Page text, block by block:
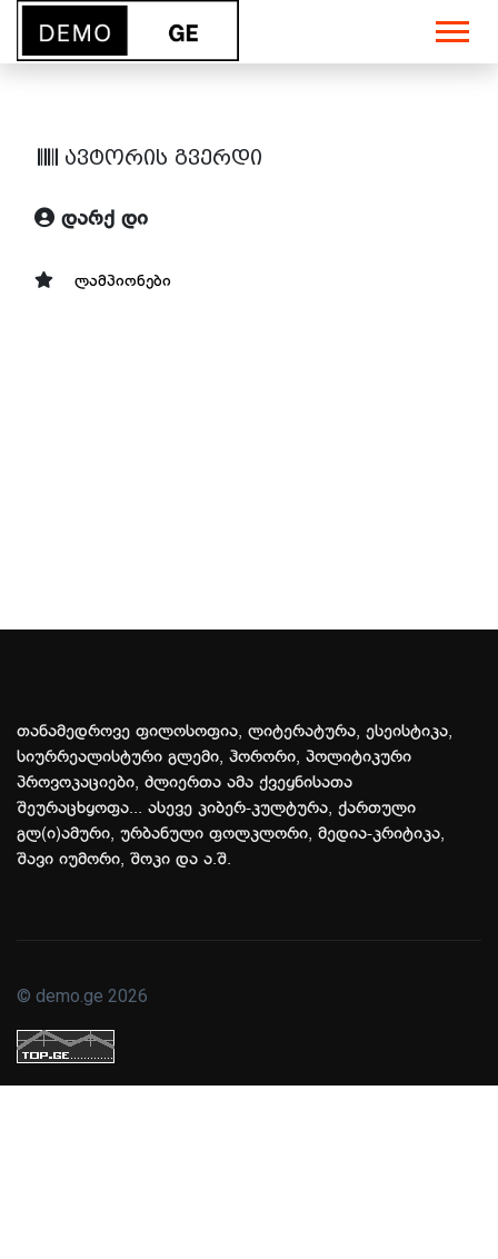
ავტორის გვერდი
დარქ დი
ლამპიონები
თანამედროვე ფილოსოფია, ლიტერატურა, ესეისტიკა,
სიურრეალისტური გლემი, ჰორორი, პოლიტიკური
პროვოკაციები, ძლიერთა ამა ქვეყნისათა
შეურაცხყოფა... ასევე კიბერ-კულტურა, ქართული
გლ(ი)ამური, ურბანული ფოლკლორი, მედია-კრიტიკა,
შავი იუმორი, შოკი და ა.შ.
© demo.ge 2026